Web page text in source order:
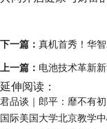
下一篇： 真机首秀！华
上一篇： 电池技术革新
延伸阅读：
君品谈｜郎平：靡不有
国际美国大学北京教学